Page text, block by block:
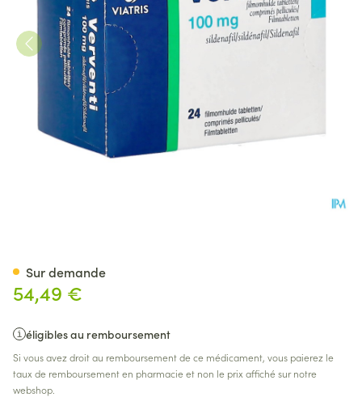
54,49 €
éligibles au remboursement
Si vous avez droit au remboursement de ce médicament, vous paierez le
taux de remboursement en pharmacie et non le prix affiché sur notre
webshop.
Sur demande